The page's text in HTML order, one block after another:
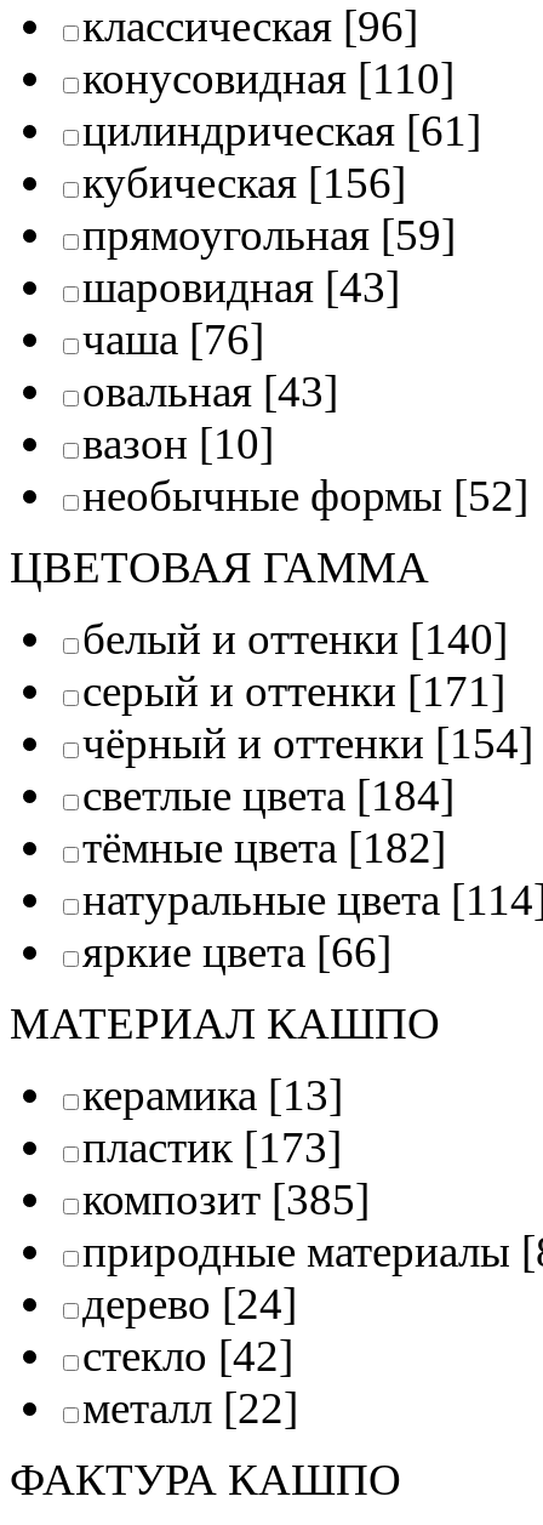
классическая [96]
конусовидная [110]
цилиндрическая [61]
кубическая [156]
прямоугольная [59]
шаровидная [43]
чаша [76]
овальная [43]
вазон [10]
необычные формы [52]
ЦВЕТОВАЯ ГАММА
белый и оттенки [140]
серый и оттенки [171]
чёрный и оттенки [154]
светлые цвета [184]
тёмные цвета [182]
натуральные цвета
яркие цвета [66]
МАТЕРИАЛ КАШПО
керамика [13]
пластик [173]
композит [385]
природные материалы
дерево [24]
стекло [42]
металл [22]
ФАКТУРА КАШПО